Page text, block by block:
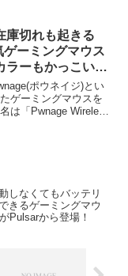
トも8000Hzまで上げ
庫切れも起きる
ーミングマウス
ラーもかっこい
ポウネイジ)とい
ゲーミングマウスを
は「Pwnage Wireless
しなくてもバッテリ
きるゲーミングマウ
Pulsarから登場！